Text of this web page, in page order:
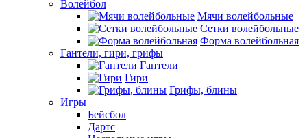
Волейбол
Мячи волейбольные
Сетки волейбольные
Форма волейбольная
Гантели, гири, грифы
Гантели
Гири
Грифы, блины
Игры
Бейсбол
Дартс